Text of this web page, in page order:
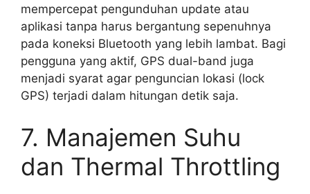
mempercepat pengunduhan update atau
aplikasi tanpa harus bergantung sepenuhnya
pada koneksi Bluetooth yang lebih lambat. Bagi
pengguna yang aktif, GPS dual-band juga
menjadi syarat agar penguncian lokasi (lock
GPS) terjadi dalam hitungan detik saja.
7. Manajemen Suhu
dan Thermal Throttling